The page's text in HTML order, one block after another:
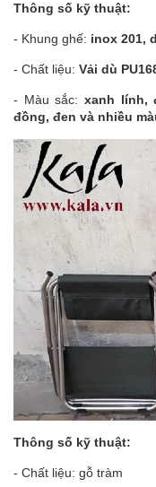
Thông số kỹ thuật:
- Khung ghế: inox 201,
- Chất liệu: Vải dù
- Màu sắc: xanh lính,
đồng, đen và nhiều
Thông số kỹ thuật:
- Chất liệu: gỗ tràm